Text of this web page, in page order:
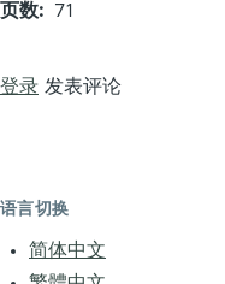
页数 71
登录 发表评论
语言切换
简体中文